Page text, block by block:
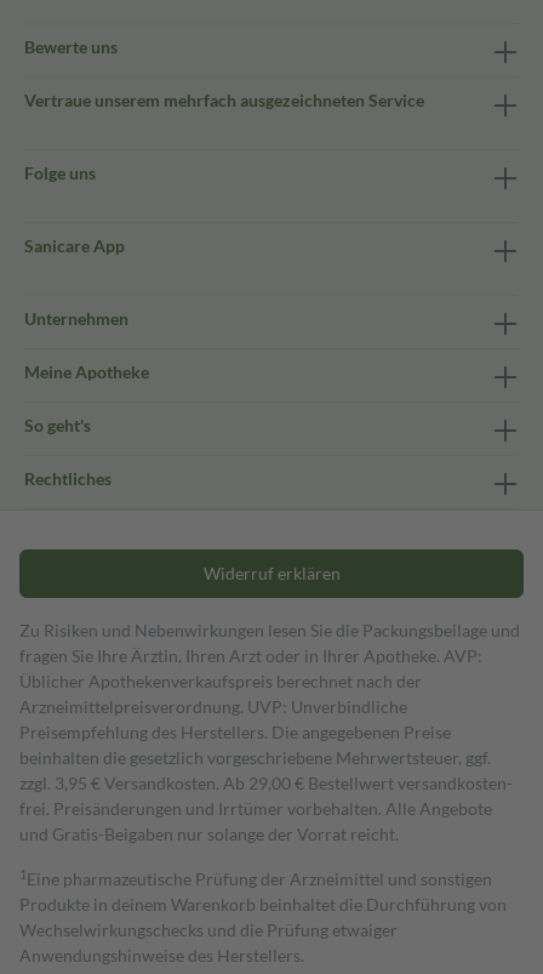
Bewerte uns
Vertraue unserem mehrfach ausgezeichneten Service
Folge uns
Sanicare App
Unternehmen
Meine Apotheke
So geht's
Rechtliches
Widerruf erklären
Zu Risiken und Nebenwirkungen lesen Sie die Packungsbeilage und
fragen Sie Ihre Ärztin, Ihren Arzt oder in Ihrer Apotheke. AVP:
Üblicher Apothekenverkaufspreis berechnet nach der
Arzneimittelpreisverordnung. UVP: Unverbindliche
Preisempfehlung des Herstellers. Die angegebenen Preise
beinhalten die gesetzlich vorgeschriebene Mehrwertsteuer, ggf.
zzgl. 3,95 € Versandkosten. Ab 29,00 € Bestell­wert versand­kosten­
frei. Preisänderungen und Irrtümer vorbehalten. Alle Angebote
und Gratis-Beigaben nur solange der Vorrat reicht.
1 Eine pharmazeutische Prüfung der Arzneimittel und sonstigen
Produkte in deinem Warenkorb beinhaltet die Durchführung von
Wechselwirkungschecks und die Prüfung etwaiger
Anwendungshinweise des Herstellers.